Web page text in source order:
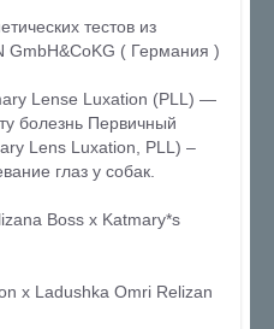
тестов из
GmbH&CoKG ( Германия )
Lense Luxation (PLL) —
болезнь Первичный
Lens Luxation, PLL) –
глаз у собак.
Boss x Katmary*s
x Ladushka Omri Relizan